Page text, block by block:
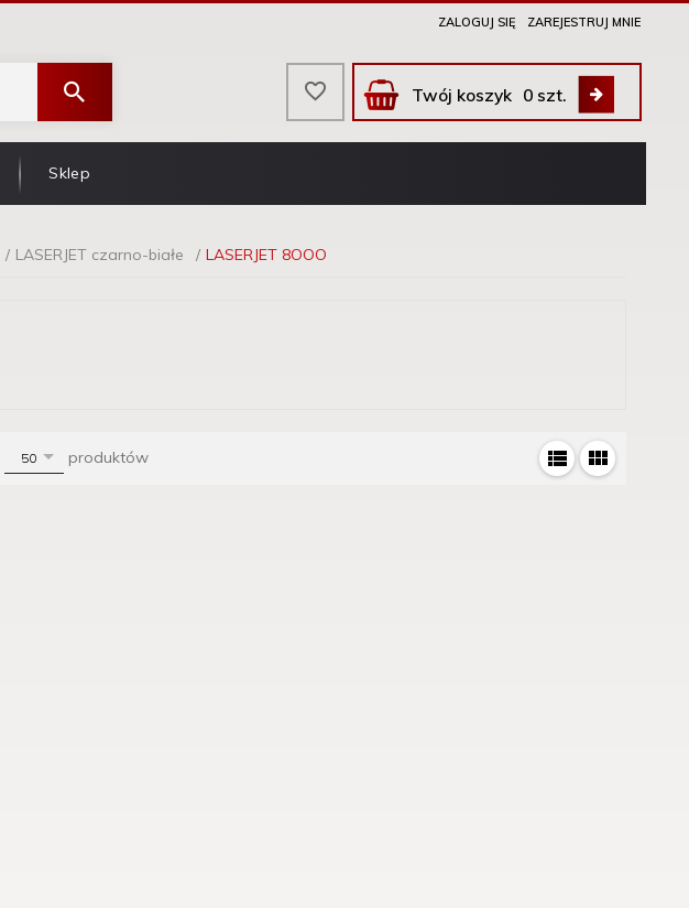
ZALOGUJ SIĘ ZAREJESTRUJ MNIE
Twój koszyk 0szt.
Sklep
LASERJET czarno-białe LASERJET 8OOO
pop
50 produktów